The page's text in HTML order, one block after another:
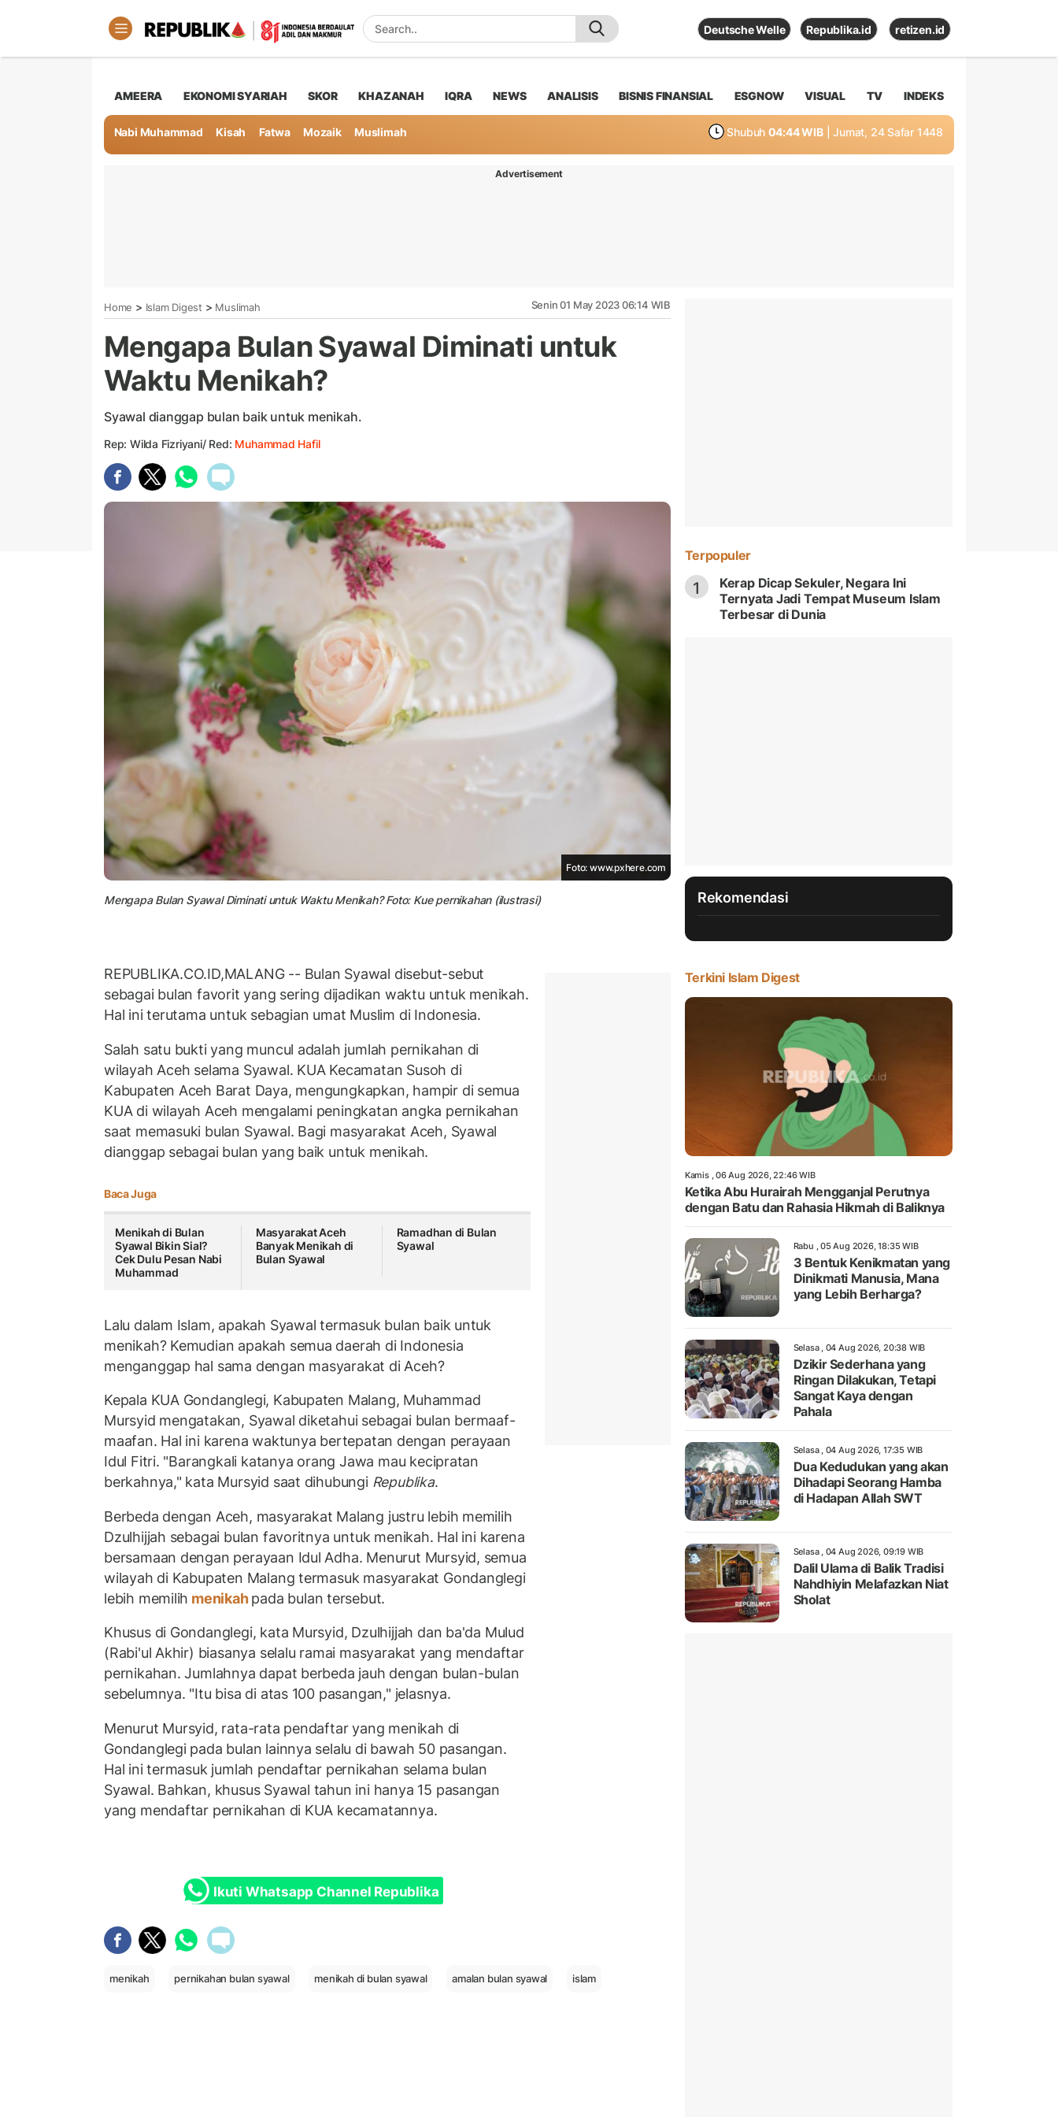
Deutsche Welle Republika.id retizen.id
AMEERA EKONOMI SYARIAH SKOR KHAZANAH IQRA NEWS ANALISIS BISNIS FINANSIAL ESGNOW VISUAL TV INDEKS
Nabi Muhammad Kisah Fatwa Mozaik Muslimah Shubuh 04:44 WIB | Jumat, 24 Safar 1448
Advertisement
Home > Islam Digest > Muslimah Senin 01 May 2023 06:14 WIB
Mengapa Bulan Syawal Diminati untuk
Waktu Menikah?
Syawal dianggap bulan baik untuk menikah.
Rep: Wilda Fizriyani/ Red: Muhammad Hafil
Foto: www.pxhere.com
Mengapa Bulan Syawal Diminati untuk Waktu Menikah? Foto: Kue pernikahan (ilustrasi)
REPUBLIKA.CO.ID,MALANG -- Bulan Syawal disebut-sebut
sebagai bulan favorit yang sering dijadikan waktu untuk menikah.
Hal ini terutama untuk sebagian umat Muslim di Indonesia.
Salah satu bukti yang muncul adalah jumlah pernikahan di
wilayah Aceh selama Syawal. KUA Kecamatan Susoh di
Kabupaten Aceh Barat Daya, mengungkapkan, hampir di semua
KUA di wilayah Aceh mengalami peningkatan angka pernikahan
saat memasuki bulan Syawal. Bagi masyarakat Aceh, Syawal
dianggap sebagai bulan yang baik untuk menikah.
Baca Juga
Menikah di Bulan
Syawal Bikin Sial?
Cek Dulu Pesan Nabi
Muhammad
Masyarakat Aceh
Banyak Menikah di
Bulan Syawal
Ramadhan di Bulan
Syawal
Lalu dalam Islam, apakah Syawal termasuk bulan baik untuk
menikah? Kemudian apakah semua daerah di Indonesia
menganggap hal sama dengan masyarakat di Aceh?
Kepala KUA Gondanglegi, Kabupaten Malang, Muhammad
Mursyid mengatakan, Syawal diketahui sebagai bulan bermaaf-
maafan. Hal ini karena waktunya bertepatan dengan perayaan
Idul Fitri. "Barangkali katanya orang Jawa mau kecipratan
berkahnya," kata Mursyid saat dihubungi Republika.
Berbeda dengan Aceh, masyarakat Malang justru lebih memilih
Dzulhijjah sebagai bulan favoritnya untuk menikah. Hal ini karena
bersamaan dengan perayaan Idul Adha. Menurut Mursyid, semua
wilayah di Kabupaten Malang termasuk masyarakat Gondanglegi
lebih memilih menikahpada bulan tersebut.
Khusus di Gondanglegi, kata Mursyid, Dzulhijjah dan ba'da Mulud
(Rabi'ul Akhir) biasanya selalu ramai masyarakat yang mendaftar
pernikahan. Jumlahnya dapat berbeda jauh dengan bulan-bulan
sebelumnya. "Itu bisa di atas 100 pasangan," jelasnya.
Menurut Mursyid, rata-rata pendaftar yang menikah di
Gondanglegi pada bulan lainnya selalu di bawah 50 pasangan.
Hal ini termasuk jumlah pendaftar pernikahan selama bulan
Syawal. Bahkan, khusus Syawal tahun ini hanya 15 pasangan
yang mendaftar pernikahan di KUA kecamatannya.
Ikuti Whatsapp Channel Republika
menikah pernikahan bulan syawal menikah di bulan syawal amalan bulan syawal islam
Terpopuler
1
Kerap Dicap Sekuler, Negara Ini
Ternyata Jadi Tempat Museum Islam
Terbesar di Dunia
Rekomendasi
Terkini Islam Digest
Kamis , 06 Aug 2026, 22:46 WIB
Ketika Abu Hurairah Mengganjal Perutnya
dengan Batu dan Rahasia Hikmah di Baliknya
Rabu , 05 Aug 2026, 18:35 WIB
3 Bentuk Kenikmatan yang
Dinikmati Manusia, Mana
yang Lebih Berharga?
Selasa , 04 Aug 2026, 20:38 WIB
Dzikir Sederhana yang
Ringan Dilakukan, Tetapi
Sangat Kaya dengan
Pahala
Selasa , 04 Aug 2026, 17:35 WIB
Dua Kedudukan yang akan
Dihadapi Seorang Hamba
di Hadapan Allah SWT
Selasa , 04 Aug 2026, 09:19 WIB
Dalil Ulama di Balik Tradisi
Nahdhiyin Melafazkan Niat
Sholat